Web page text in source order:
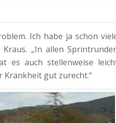
Ich habe ja schon
„In allen
es auch stellenweise
Krankheit gut zurecht.“